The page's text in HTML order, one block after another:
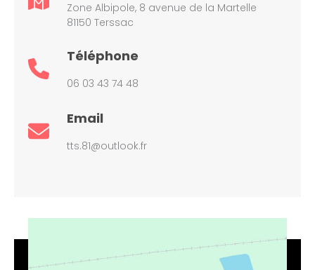
Zone Albipole, 8 avenue de la Martelle
81150 Terssac
Téléphone
06 03 43 74 48
Email
tts.81@outlook.fr